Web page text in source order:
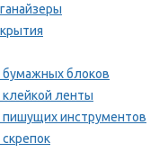
блоков
ленты
инструментов